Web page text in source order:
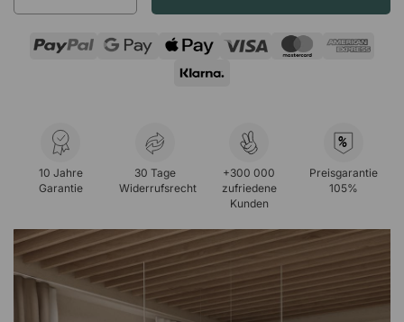
10 Jahre
Garantie
30 Tage
Widerrufsrecht
+300 000
zufriedene
Kunden
%
Preisgarantie
105%